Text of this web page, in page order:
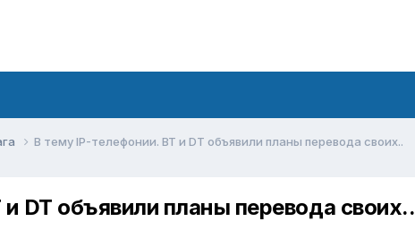
В тему IP-телефонии. BT и DT объявили планы перевода своих..
DT объявили планы перевода своих..